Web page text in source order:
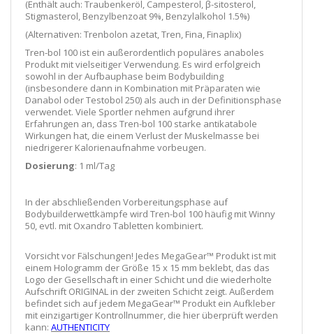
(Enthält auch: Traubenkeröl, Campesterol, β-sitosterol,
Stigmasterol, Benzylbenzoat 9%, Benzylalkohol 1.5%)
(Alternativen: Trenbolon azetat, Tren, Fina, Finaplix)
Tren-bol 100 ist ein außerordentlich populäres anaboles
Produkt mit vielseitiger Verwendung. Es wird erfolgreich
sowohl in der Aufbauphase beim Bodybuilding
(insbesondere dann in Kombination mit Präparaten wie
Danabol oder Testobol 250) als auch in der Definitionsphase
verwendet. Viele Sportler nehmen aufgrund ihrer
Erfahrungen an, dass Tren-bol 100 starke antikatabole
Wirkungen hat, die einem Verlust der Muskelmasse bei
niedrigerer Kalorienaufnahme vorbeugen.
Dosierung: 1 ml/Tag
In der abschließenden Vorbereitungsphase auf
Bodybuilderwettkämpfe wird Tren-bol 100 häufig mit Winny
50, evtl. mit Oxandro Tabletten kombiniert.
Vorsicht vor Fälschungen! Jedes MegaGear™ Produkt ist mit
einem Hologramm der Größe 15 x 15 mm beklebt, das das
Logo der Gesellschaft in einer Schicht und die wiederholte
Aufschrift ORIGINAL in der zweiten Schicht zeigt. Außerdem
befindet sich auf jedem MegaGear™ Produkt ein Aufkleber
mit einzigartiger Kontrollnummer, die hier überprüft werden
kann: AUTHENTICITY